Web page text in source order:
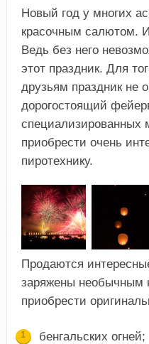
Новый год у многих
красочным салютом.
Ведь без него
этот праздник. Для
друзьям праздник не
дорогостоящий
специализированных
приобрести очень
пиротехнику.
Продаются
заряжены необычным
приобрести
бенгальских огней;